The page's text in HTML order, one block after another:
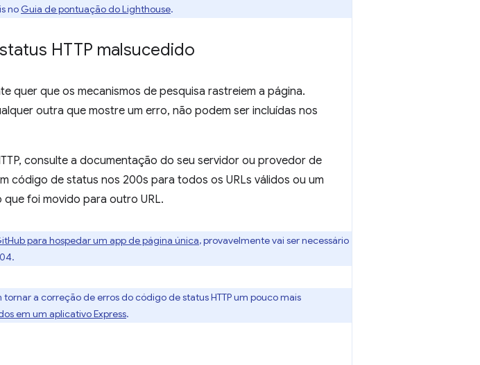
no Guia de pontuação do Lighthouse.
HTTP malsucedido
quer que os mecanismos de pesquisa rastreiem a página.
outra que mostre um erro, não podem ser incluídas nos
consulte a documentação do seu servidor ou provedor de
código de status nos 200s para todos os URLs válidos ou um
foi movido para outro URL.
para hospedar um app de página única, provavelmente vai ser necessário
a correção de erros do código de status HTTP um pouco mais
em um aplicativo Express.